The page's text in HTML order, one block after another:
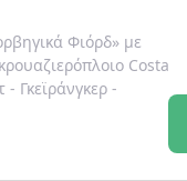
Φιόρδ»με
Costa
- Γκεϊράνγκερ -